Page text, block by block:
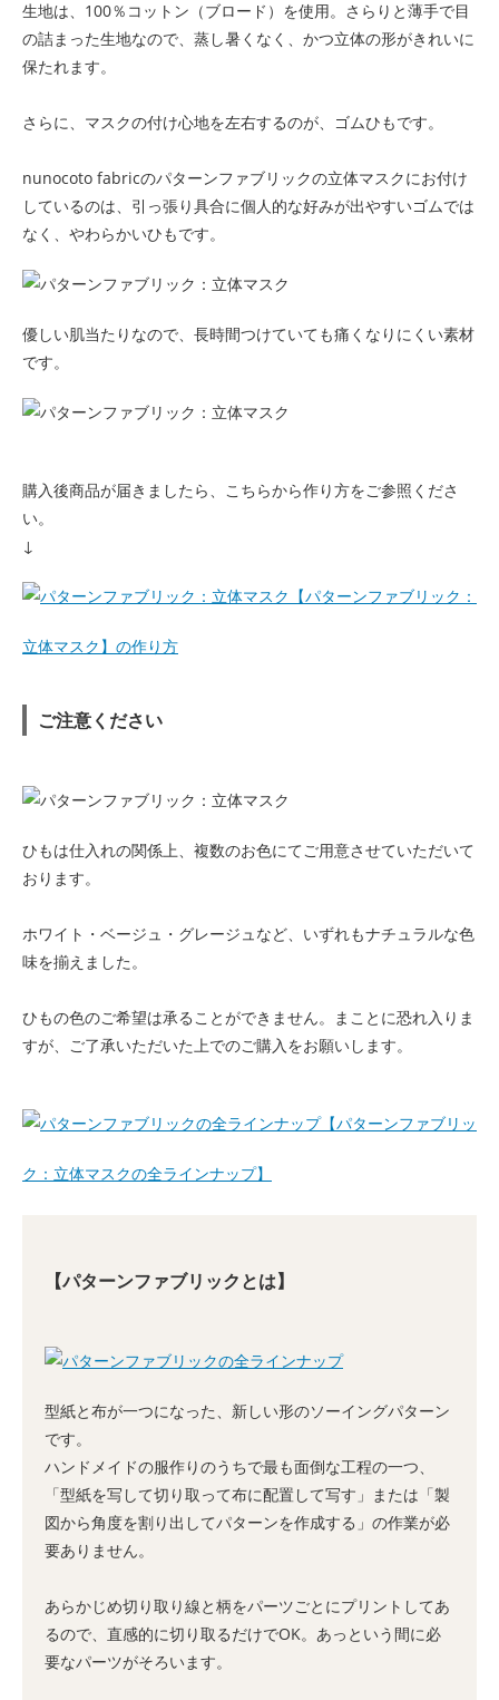
生地は、100％コットン（ブロード）を使用。さらりと薄手で目
の詰まった生地なので、蒸し暑くなく、かつ立体の形がきれいに
保たれます。
さらに、マスクの付け心地を左右するのが、ゴムひもです。
nunocoto fabricのパターンファブリックの立体マスクにお付け
しているのは、引っ張り具合に個人的な好みが出やすいゴムでは
なく、やわらかいひもです。
優しい肌当たりなので、長時間つけていても痛くなりにくい素材
です。
購入後商品が届きましたら、こちらから作り方をご参照くださ
い。
↓
【パターンファブリック：
立体マスク】の作り方
ご注意ください
ひもは仕入れの関係上、複数のお色にてご用意させていただいて
おります。
ホワイト・ベージュ・グレージュなど、いずれもナチュラルな色
味を揃えました。
ひもの色のご希望は承ることができません。まことに恐れ入りま
すが、ご了承いただいた上でのご購入をお願いします。
【パターンファブリッ
ク：立体マスクの全ラインナップ】
【パターンファブリックとは】
型紙と布が一つになった、新しい形のソーイングパターン
です。
ハンドメイドの服作りのうちで最も面倒な工程の一つ、
「型紙を写して切り取って布に配置して写す」または「製
図から角度を割り出してパターンを作成する」の作業が必
要ありません。
あらかじめ切り取り線と柄をパーツごとにプリントしてあ
るので、直感的に切り取るだけでOK。あっという間に必
要なパーツがそろいます。